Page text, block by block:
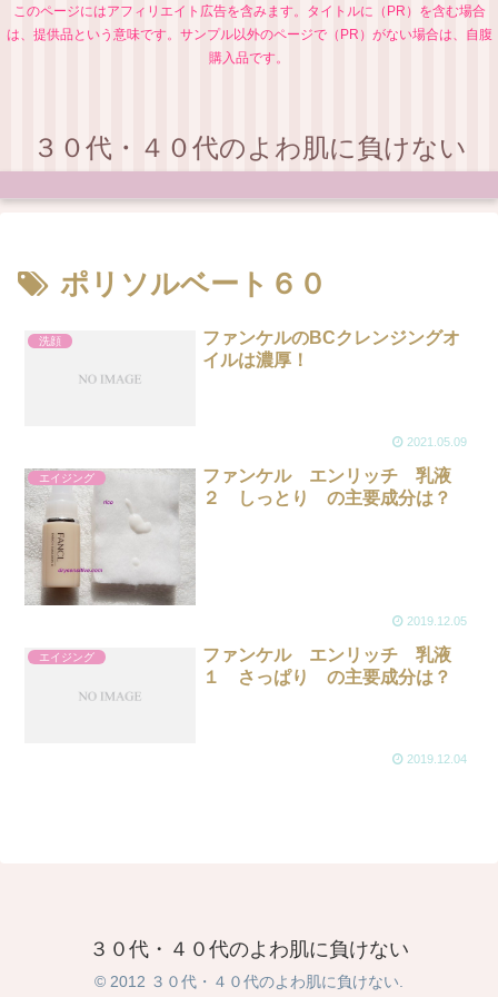
このページにはアフィリエイト広告を含みます。タイトルに（PR）を含む場合
は、提供品という意味です。サンプル以外のページで（PR）がない場合は、自腹
購入品です。
３０代・４０代のよわ肌に負けない
ポリソルベート６０
洗顔
ファンケルのBCクレンジングオ
イルは濃厚！
2021.05.09
エイジング
ファンケル エンリッチ 乳液
２ しっとり の主要成分は？
2019.12.05
エイジング
ファンケル エンリッチ 乳液
１ さっぱり の主要成分は？
2019.12.04
３０代・４０代のよわ肌に負けない
© 2012 ３０代・４０代のよわ肌に負けない.